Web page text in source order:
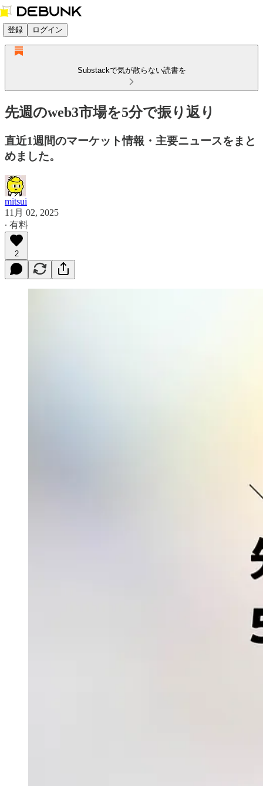
登録 ログイン
Substackで気が散らない読書を
先週のweb3市場を5分で振り返り
直近1週間のマーケット情報・主要ニュースをまと
めました。
mitsui
11月 02, 2025
∙ 有料
2